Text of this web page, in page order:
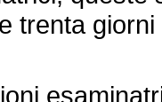
trenta